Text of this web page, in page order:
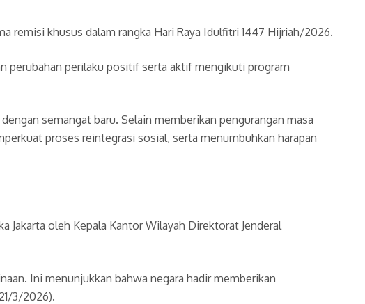
remisi khusus dalam rangka Hari Raya Idulfitri 1447 Hijriah/2026.
perubahan perilaku positif serta aktif mengikuti program
semangat baru. Selain memberikan pengurangan masa
proses reintegrasi sosial, serta menumbuhkan harapan
Jakarta oleh Kepala Kantor Wilayah Direktorat Jenderal
Ini menunjukkan bahwa negara hadir memberikan
3/2026).